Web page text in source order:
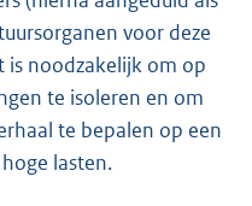
voor deze
is noodzakelijk om op
te isoleren en om
te bepalen op een
lasten.